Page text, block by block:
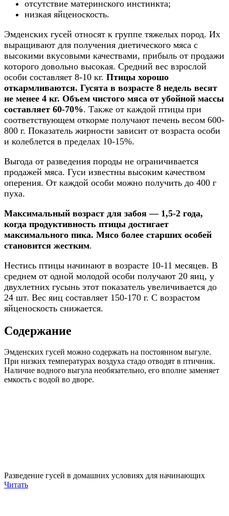
отсутствие материнского инстинкта;
низкая яйценоскость.
Эмденских гусей относят к группе тяжелых пород. Их
выращивают для получения диетического мяса с
высокими вкусовыми качествами, прибыль от продажи
которого довольно высокая. Средний вес взрослой
особи составляет 8-10 кг. Птицы хорошо
откармливаются. Гусята в возрасте 8 недель весят
не менее 4 кг. Объем чистого мяса от убойной массы
составляет 60-70%. Также от каждой птицы при
соответствующем откорме получают печень весом 600-
800 г. Показатель жирности зависит от возраста особи
и колеблется в пределах 10-15%.
Выгода от разведения породы не ограничивается
продажей мяса. Гуси известны высоким качеством
оперения. От каждой особи можно получить до 400 г
пуха.
Максимальный возраст для забоя — 1,5-2 года,
когда продуктивность птицы достигает
максимального пика. Мясо более старших особей
становится жестким.
Нестись птицы начинают в возрасте 10-11 месяцев. В
среднем от одной молодой особи получают 20 яиц, у
двухлетних гусынь этот показатель увеличивается до
24 шт. Вес яиц составляет 150-170 г. С возрастом
яйценоскость снижается.
Содержание
Эмденских гусей можно содержать на постоянном выгуле.
При низких температурах воздуха стадо отводят в птичник.
Наличие водного выгула необязательно, его вполне заменяет
емкость с водой во дворе.
Разведение гусей в домашних условиях для начинающих
Читать